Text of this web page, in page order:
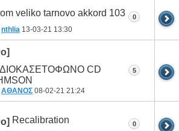
veliko tarnovo akkord 103
nthlia 13-03-21 13:30
0
CD
ΑΘΑΝΟΣ 08-02-21 21:24
5
Recalibration 0